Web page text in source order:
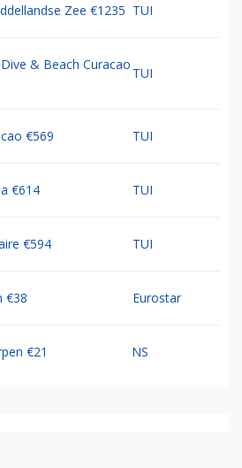
Zee €1235 TUI
& Beach Curacao
TUI
€569 TUI
€614 TUI
€594 TUI
€38 Eurostar
€21 NS